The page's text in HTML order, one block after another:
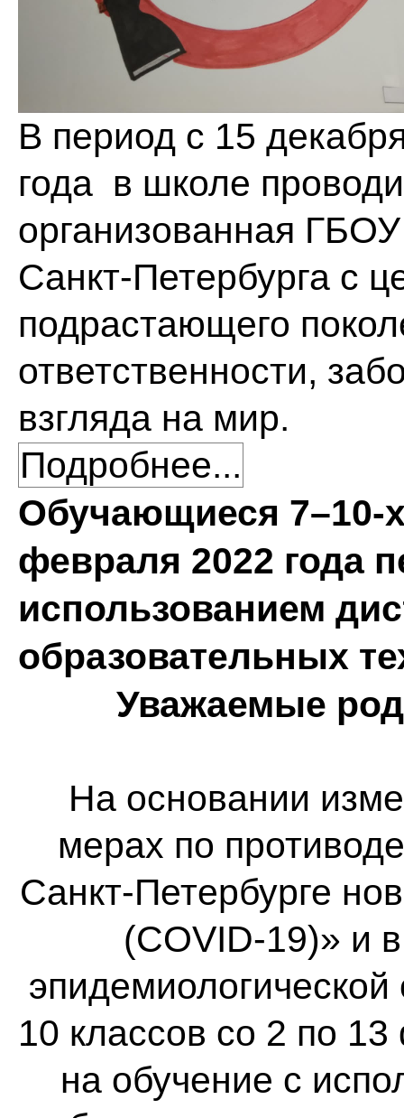
В период с 15
года в школе
организованная
Санкт-Петербурга с
подрастающего
ответственности,
взгляда на мир.
Подробнее...
Обучающиеся 7–10-
февраля 2022 года
использованием
образовательных
Уважаемые
На основании
мерах по
Санкт-Петербурге
(COVID-19)» и
10 классов со 2 по
на обучение с